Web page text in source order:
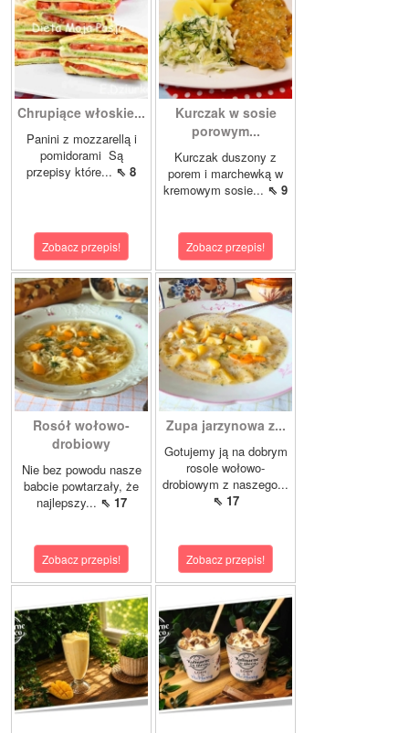
Chrupiące włoskie...
Panini z mozzarellą i
pomidorami Są
przepisy które... ⇖ 8
Zobacz przepis!
Kurczak w sosie
porowym...
Kurczak duszony z
porem i marchewką w
kremowym sosie... ⇖ 9
Zobacz przepis!
Rosół wołowo-
drobiowy
Nie bez powodu nasze
babcie powtarzały, że
najlepszy... ⇖ 17
Zobacz przepis!
Zupa jarzynowa z...
Gotujemy ją na dobrym
rosole wołowo-
drobiowym z naszego...
⇖ 17
Zobacz przepis!